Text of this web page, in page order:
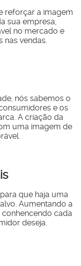
reforçar a imagem
sua empresa,
no mercado e
vendas.
nós sabemos o
e os
A criação da
uma imagem de
que haja uma
Aumentando a
cada
deseja.